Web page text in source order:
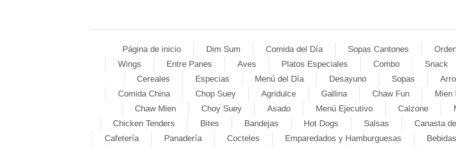
Página de inicio Dim Sum Comida del Día Sopas Cantones
Wings
Entre Panes Aves Platos Especiales Combo Snack
Cereales
Especias Menú del Día Desayuno Sopas
Comida China
Chop Suey Agridulce Gallina Chaw Fun Mien
Chaw Mien
Choy Suey Asado Menú Ejecutivo Calzone
Chicken Tenders
Bites Bandejas Hot Dogs Salsas Canasta
Cafetería
Panadería Cocteles Emparedados y Hamburguesas